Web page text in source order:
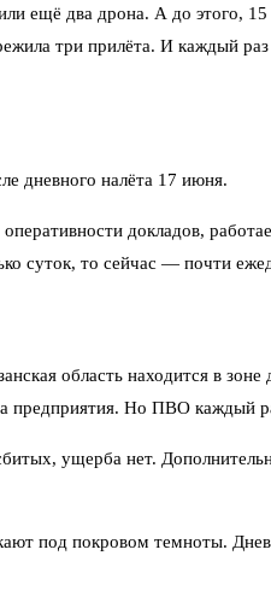
ещё два дрона. А до
три прилёта. И каждый
дневного налёта 17 июня.
докладов,
суток, то сейчас — почти
область находится в
предприятия. Но ПВО каждый
ущерба нет.
под покровом темноты.